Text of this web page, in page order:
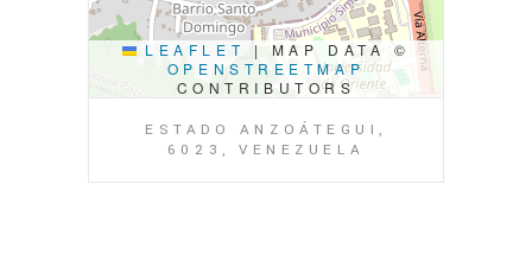
LEAFLET |
MAP DATA ©
OPENSTREETMAP
CONTRIBUTORS
ESTADO ANZOÁTEGUI,
6023, VENEZUELA